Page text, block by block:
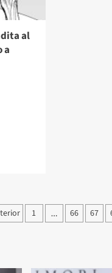
al
a
1 … 66 67